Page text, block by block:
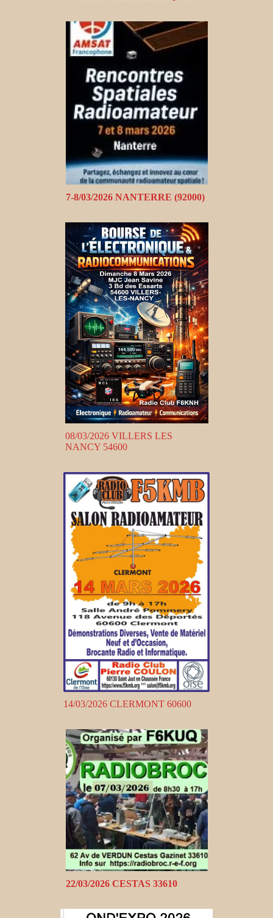
7-8/03/2026 NANTERRE (92000)
08/03/2026 VILLERS LES
NANCY 54600
14/03/2026 CLERMONT 60600
22/03/2026 CESTAS 33610